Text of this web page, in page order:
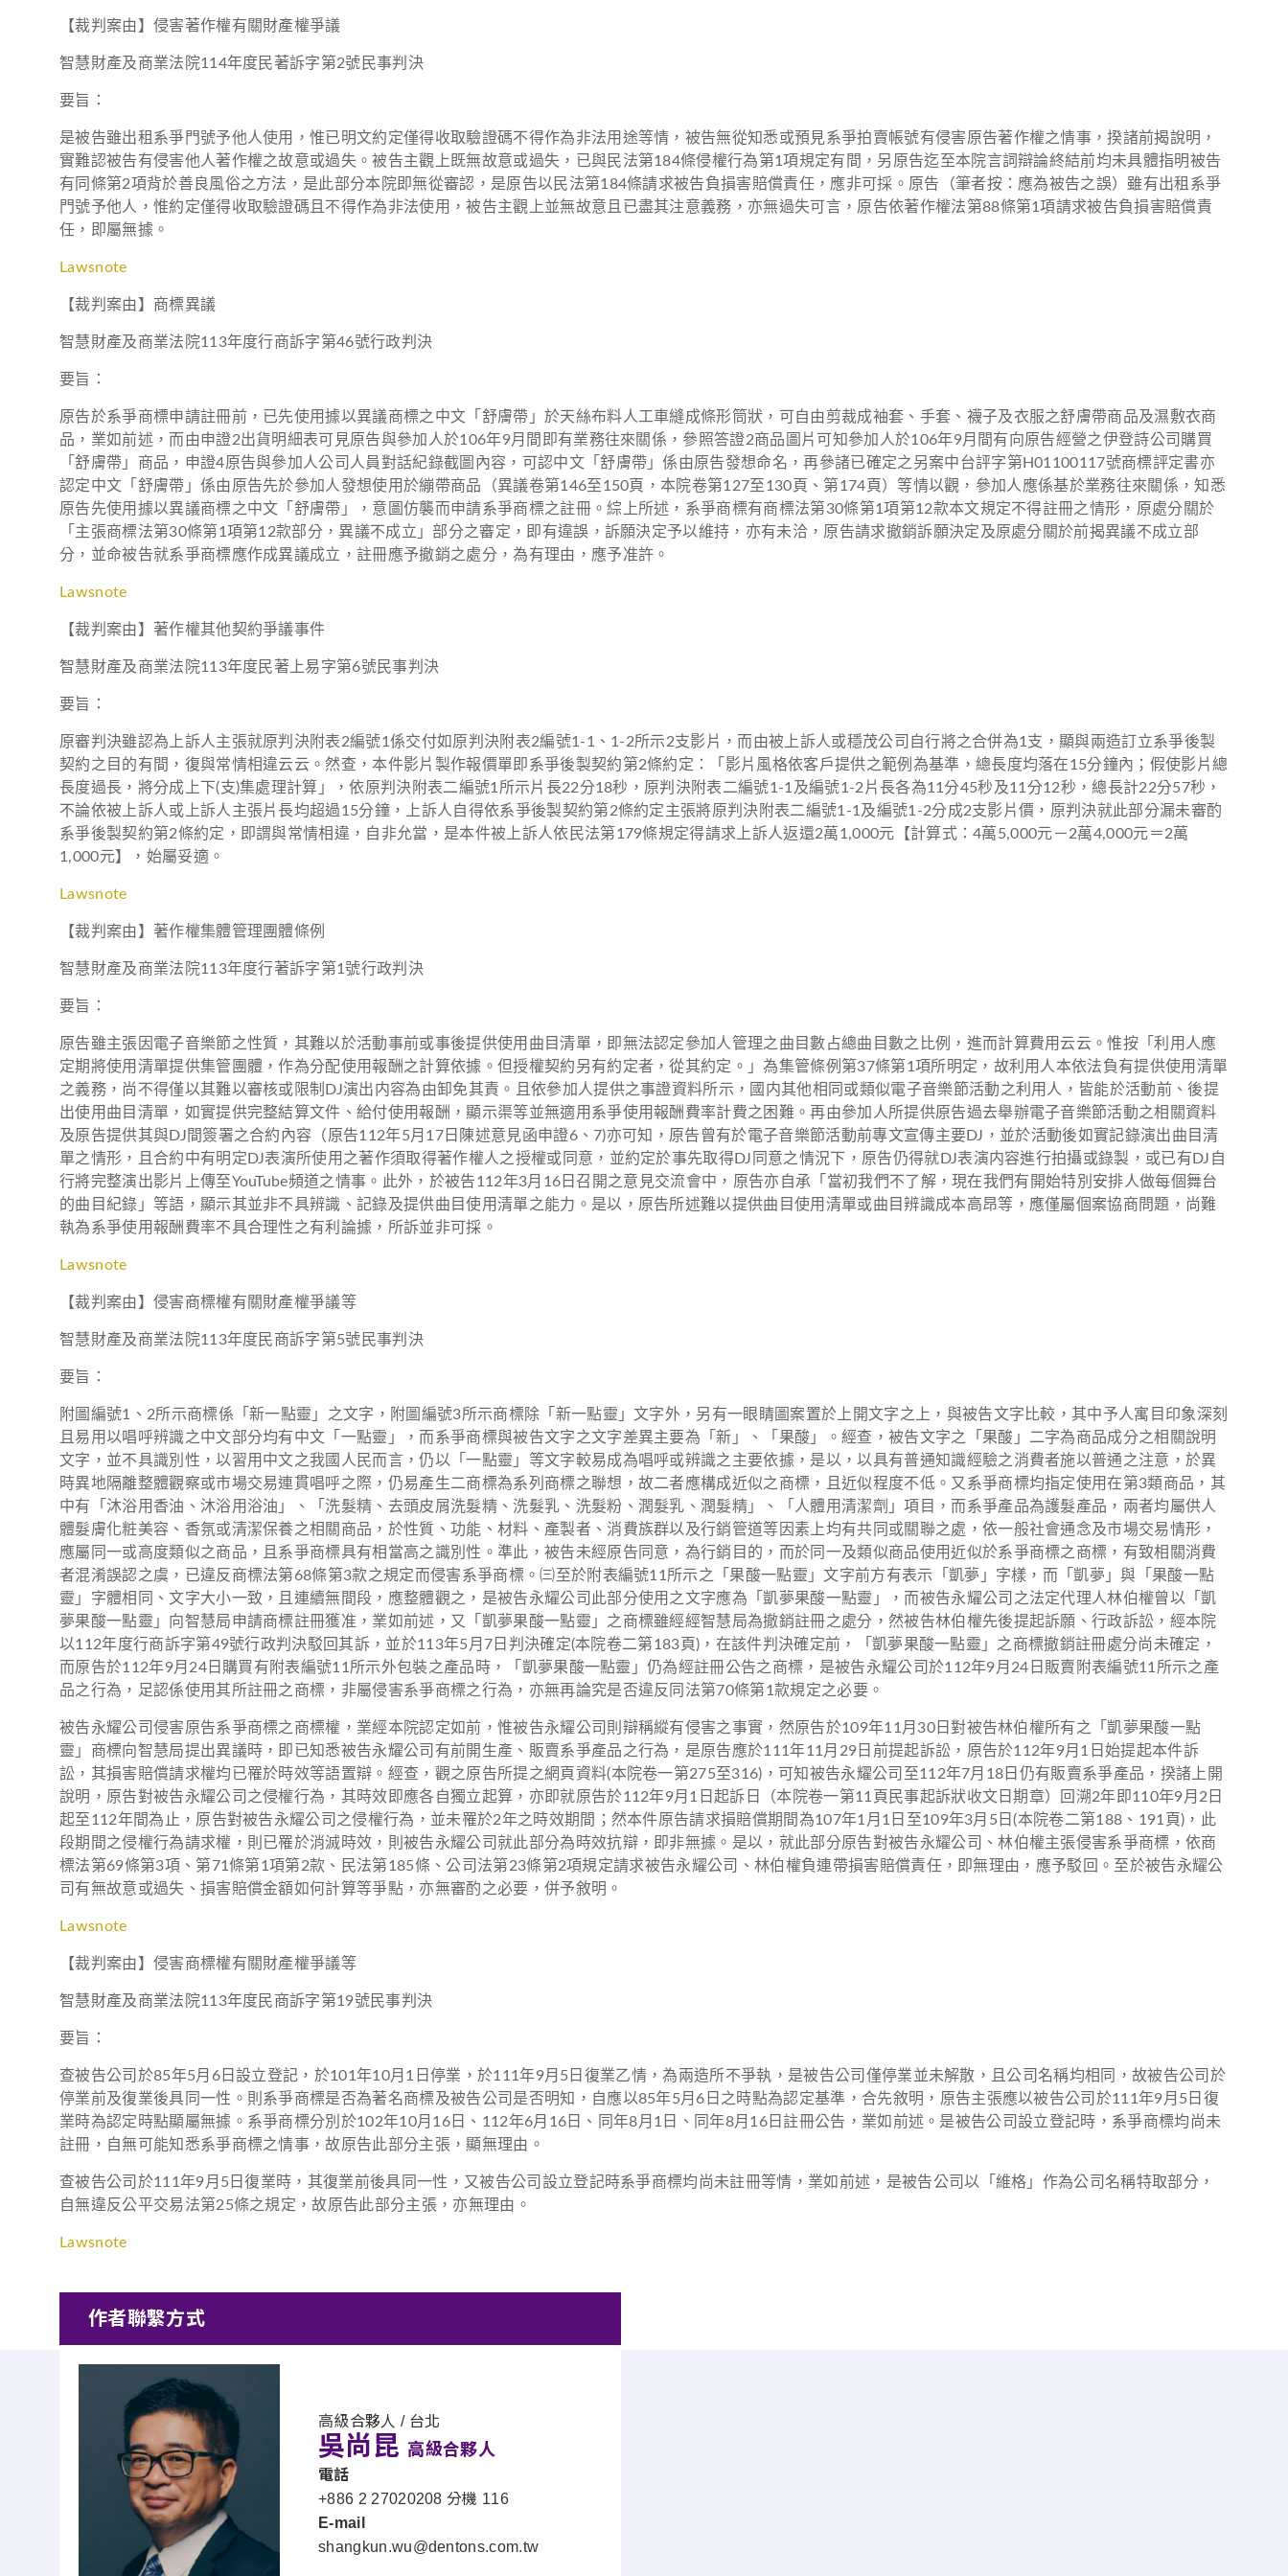
【裁判案由】侵害著作權有關財產權爭議
智慧財產及商業法院114年度民著訴字第2號民事判決
要旨：
是被告雖出租系爭門號予他人使用，惟已明文約定僅得收取驗證碼不得作為非法用途等情，被告無從知悉或預見系爭拍賣帳號有侵害原告著作權之情事，揆諸前揭說明，
實難認被告有侵害他人著作權之故意或過失。被告主觀上既無故意或過失，已與民法第184條侵權行為第1項規定有間，另原告迄至本院言詞辯論終結前均未具體指明被告
有同條第2項背於善良風俗之方法，是此部分本院即無從審認，是原告以民法第184條請求被告負損害賠償責任，應非可採。原告（筆者按：應為被告之誤）雖有出租系爭
門號予他人，惟約定僅得收取驗證碼且不得作為非法使用，被告主觀上並無故意且已盡其注意義務，亦無過失可言，原告依著作權法第88條第1項請求被告負損害賠償責
任，即屬無據。
Lawsnote
【裁判案由】商標異議
智慧財產及商業法院113年度行商訴字第46號行政判決
要旨：
原告於系爭商標申請註冊前，已先使用據以異議商標之中文「舒膚帶」於天絲布料人工車縫成條形筒狀，可自由剪裁成袖套、手套、襪子及衣服之舒膚帶商品及濕敷衣商
品，業如前述，而由申證2出貨明細表可見原告與參加人於106年9月間即有業務往來關係，參照答證2商品圖片可知參加人於106年9月間有向原告經營之伊登詩公司購買
「舒膚帶」商品，申證4原告與參加人公司人員對話紀錄截圖內容，可認中文「舒膚帶」係由原告發想命名，再參諸已確定之另案中台評字第H01100117號商標評定書亦
認定中文「舒膚帶」係由原告先於參加人發想使用於繃帶商品（異議卷第146至150頁，本院卷第127至130頁、第174頁）等情以觀，參加人應係基於業務往來關係，知悉
原告先使用據以異議商標之中文「舒膚帶」，意圖仿襲而申請系爭商標之註冊。綜上所述，系爭商標有商標法第30條第1項第12款本文規定不得註冊之情形，原處分關於
「主張商標法第30條第1項第12款部分，異議不成立」部分之審定，即有違誤，訴願決定予以維持，亦有未洽，原告請求撤銷訴願決定及原處分關於前揭異議不成立部
分，並命被告就系爭商標應作成異議成立，註冊應予撤銷之處分，為有理由，應予准許。
Lawsnote
【裁判案由】著作權其他契約爭議事件
智慧財產及商業法院113年度民著上易字第6號民事判決
要旨：
原審判決雖認為上訴人主張就原判決附表2編號1係交付如原判決附表2編號1-1、1-2所示2支影片，而由被上訴人或穩茂公司自行將之合併為1支，顯與兩造訂立系爭後製
契約之目的有間，復與常情相違云云。然查，本件影片製作報價單即系爭後製契約第2條約定：「影片風格依客戶提供之範例為基準，總長度均落在15分鐘內；假使影片總
長度過長，將分成上下(支)集處理計算」，依原判決附表二編號1所示片長22分18秒，原判決附表二編號1-1及編號1-2片長各為11分45秒及11分12秒，總長計22分57秒，
不論依被上訴人或上訴人主張片長均超過15分鐘，上訴人自得依系爭後製契約第2條約定主張將原判決附表二編號1-1及編號1-2分成2支影片價，原判決就此部分漏未審酌
系爭後製契約第2條約定，即謂與常情相違，自非允當，是本件被上訴人依民法第179條規定得請求上訴人返還2萬1,000元【計算式：4萬5,000元－2萬4,000元＝2萬
1,000元】，始屬妥適。
Lawsnote
【裁判案由】著作權集體管理團體條例
智慧財產及商業法院113年度行著訴字第1號行政判決
要旨：
原告雖主張因電子音樂節之性質，其難以於活動事前或事後提供使用曲目清單，即無法認定參加人管理之曲目數占總曲目數之比例，進而計算費用云云。惟按「利用人應
定期將使用清單提供集管團體，作為分配使用報酬之計算依據。但授權契約另有約定者，從其約定。」為集管條例第37條第1項所明定，故利用人本依法負有提供使用清單
之義務，尚不得僅以其難以審核或限制DJ演出内容為由卸免其責。且依參加人提供之事證資料所示，國内其他相同或類似電子音樂節活動之利用人，皆能於活動前、後提
出使用曲目清單，如實提供完整結算文件、給付使用報酬，顯示渠等並無適用系爭使用報酬費率計費之困難。再由參加人所提供原告過去舉辦電子音樂節活動之相關資料
及原告提供其與DJ間簽署之合約內容（原告112年5月17日陳述意見函申證6、7)亦可知，原告曾有於電子音樂節活動前專文宣傳主要DJ，並於活動後如實記錄演出曲目清
單之情形，且合約中有明定DJ表演所使用之著作須取得著作權人之授權或同意，並約定於事先取得DJ同意之情況下，原告仍得就DJ表演内容進行拍攝或錄製，或已有DJ自
行將完整演出影片上傳至YouTube頻道之情事。此外，於被告112年3月16日召開之意見交流會中，原告亦自承「當初我們不了解，現在我們有開始特別安排人做每個舞台
的曲目紀錄」等語，顯示其並非不具辨識、記錄及提供曲目使用清單之能力。是以，原告所述難以提供曲目使用清單或曲目辨識成本高昂等，應僅屬個案協商問題，尚難
執為系爭使用報酬費率不具合理性之有利論據，所訴並非可採。
Lawsnote
【裁判案由】侵害商標權有關財產權爭議等
智慧財產及商業法院113年度民商訴字第5號民事判決
要旨：
附圖編號1、2所示商標係「新一點靈」之文字，附圖編號3所示商標除「新一點靈」文字外，另有一眼睛圖案置於上開文字之上，與被告文字比較，其中予人寓目印象深刻
且易用以唱呼辨識之中文部分均有中文「一點靈」，而系爭商標與被告文字之文字差異主要為「新」、「果酸」。經查，被告文字之「果酸」二字為商品成分之相關說明
文字，並不具識別性，以習用中文之我國人民而言，仍以「一點靈」等文字較易成為唱呼或辨識之主要依據，是以，以具有普通知識經驗之消費者施以普通之注意，於異
時異地隔離整體觀察或市場交易連貫唱呼之際，仍易產生二商標為系列商標之聯想，故二者應構成近似之商標，且近似程度不低。又系爭商標均指定使用在第3類商品，其
中有「沐浴用香油、沐浴用浴油」、「洗髮精、去頭皮屑洗髮精、洗髮乳、洗髮粉、潤髮乳、潤髮精」、「人體用清潔劑」項目，而系爭產品為護髮產品，兩者均屬供人
體髮膚化粧美容、香氛或清潔保養之相關商品，於性質、功能、材料、產製者、消費族群以及行銷管道等因素上均有共同或關聯之處，依一般社會通念及市場交易情形，
應屬同一或高度類似之商品，且系爭商標具有相當高之識別性。準此，被告未經原告同意，為行銷目的，而於同一及類似商品使用近似於系爭商標之商標，有致相關消費
者混淆誤認之虞，已違反商標法第68條第3款之規定而侵害系爭商標。㈢至於附表編號11所示之「果酸一點靈」文字前方有表示「凱夢」字樣，而「凱夢」與「果酸一點
靈」字體相同、文字大小一致，且連續無間段，應整體觀之，是被告永耀公司此部分使用之文字應為「凱夢果酸一點靈」，而被告永耀公司之法定代理人林伯權曾以「凱
夢果酸一點靈」向智慧局申請商標註冊獲准，業如前述，又「凱夢果酸一點靈」之商標雖經經智慧局為撤銷註冊之處分，然被告林伯權先後提起訴願、行政訴訟，經本院
以112年度行商訴字第49號行政判決駁回其訴，並於113年5月7日判決確定(本院卷二第183頁)，在該件判決確定前，「凱夢果酸一點靈」之商標撤銷註冊處分尚未確定，
而原告於112年9月24日購買有附表編號11所示外包裝之產品時，「凱夢果酸一點靈」仍為經註冊公告之商標，是被告永耀公司於112年9月24日販賣附表編號11所示之產
品之行為，足認係使用其所註冊之商標，非屬侵害系爭商標之行為，亦無再論究是否違反同法第70條第1款規定之必要。
被告永耀公司侵害原告系爭商標之商標權，業經本院認定如前，惟被告永耀公司則辯稱縱有侵害之事實，然原告於109年11月30日對被告林伯權所有之「凱夢果酸一點
靈」商標向智慧局提出異議時，即已知悉被告永耀公司有前開生產、販賣系爭產品之行為，是原告應於111年11月29日前提起訴訟，原告於112年9月1日始提起本件訴
訟，其損害賠償請求權均已罹於時效等語置辯。經查，觀之原告所提之網頁資料(本院卷一第275至316)，可知被告永耀公司至112年7月18日仍有販賣系爭產品，揆諸上開
說明，原告對被告永耀公司之侵權行為，其時效即應各自獨立起算，亦即就原告於112年9月1日起訴日（本院卷一第11頁民事起訴狀收文日期章）回溯2年即110年9月2日
起至112年間為止，原告對被告永耀公司之侵權行為，並未罹於2年之時效期間；然本件原告請求損賠償期間為107年1月1日至109年3月5日(本院卷二第188、191頁)，此
段期間之侵權行為請求權，則已罹於消滅時效，則被告永耀公司就此部分為時效抗辯，即非無據。是以，就此部分原告對被告永耀公司、林伯權主張侵害系爭商標，依商
標法第69條第3項、第71條第1項第2款、民法第185條、公司法第23條第2項規定請求被告永耀公司、林伯權負連帶損害賠償責任，即無理由，應予駁回。至於被告永耀公
司有無故意或過失、損害賠償金額如何計算等爭點，亦無審酌之必要，併予敘明。
Lawsnote
【裁判案由】侵害商標權有關財產權爭議等
智慧財產及商業法院113年度民商訴字第19號民事判決
要旨：
查被告公司於85年5月6日設立登記，於101年10月1日停業，於111年9月5日復業乙情，為兩造所不爭執，是被告公司僅停業並未解散，且公司名稱均相同，故被告公司於
停業前及復業後具同一性。則系爭商標是否為著名商標及被告公司是否明知，自應以85年5月6日之時點為認定基準，合先敘明，原告主張應以被告公司於111年9月5日復
業時為認定時點顯屬無據。系爭商標分別於102年10月16日、112年6月16日、同年8月1日、同年8月16日註冊公告，業如前述。是被告公司設立登記時，系爭商標均尚未
註冊，自無可能知悉系爭商標之情事，故原告此部分主張，顯無理由。
查被告公司於111年9月5日復業時，其復業前後具同一性，又被告公司設立登記時系爭商標均尚未註冊等情，業如前述，是被告公司以「維格」作為公司名稱特取部分，
自無違反公平交易法第25條之規定，故原告此部分主張，亦無理由。
Lawsnote
作者聯繫方式
高級合夥人 / 台北
吳尚昆 高級合夥人
電話
+886 2 27020208 分機 116
E-mail
shangkun.wu@dentons.com.tw